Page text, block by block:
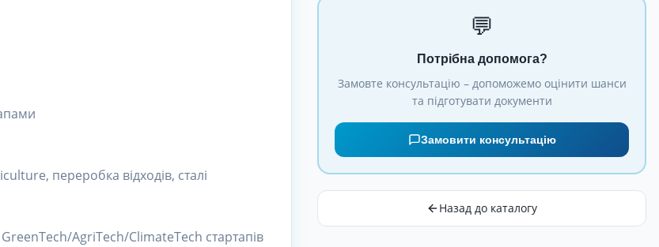
переробка відходів, сталі
AgriTech/ClimateTech стартапів
💬
Потрібна допомога?
Замовте консультацію – допоможемо оцінити шанси
та підготувати документи
Замовити консультацію
Назад до каталогу